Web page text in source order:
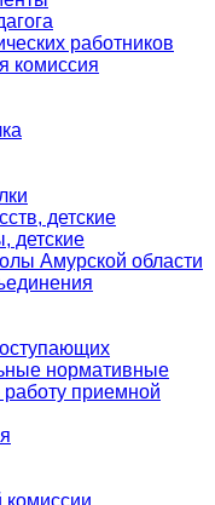
работников
комиссия
детские
детские
Амурской области
нормативные
приемной